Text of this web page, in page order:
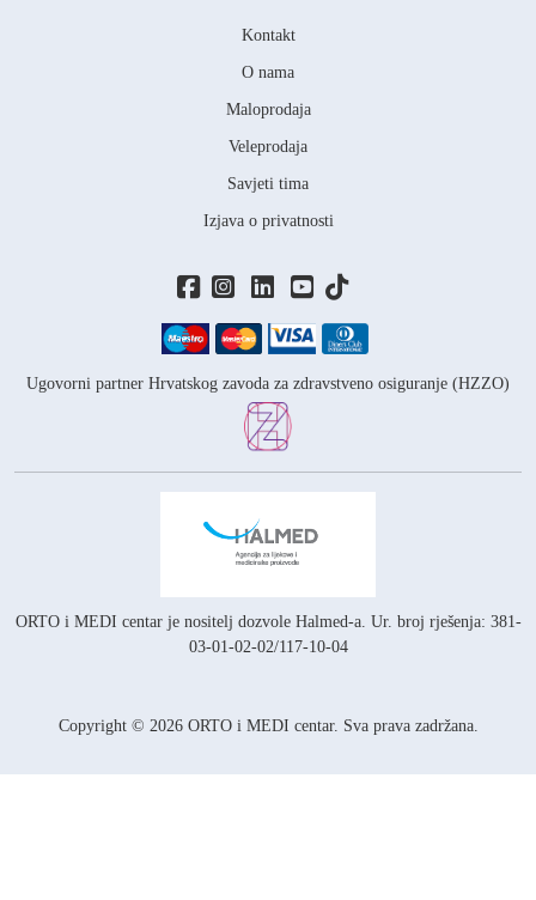
Copyright © 2026 ORTO i MEDI centar. Sva prava zadržana.
Ugovorni partner Hrvatskog zavoda za zdravstveno osiguranje (HZZO)
ORTO i MEDI centar je nositelj dozvole Halmed-a. Ur. broj rješenja: 381-
03-01-02-02/117-10-04
Kontakt
O nama
Maloprodaja
Veleprodaja
Savjeti tima
Izjava o privatnosti